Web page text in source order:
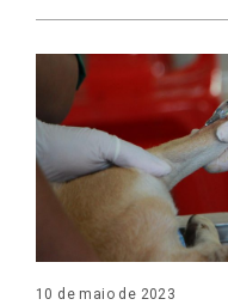
10 de maio de 2023